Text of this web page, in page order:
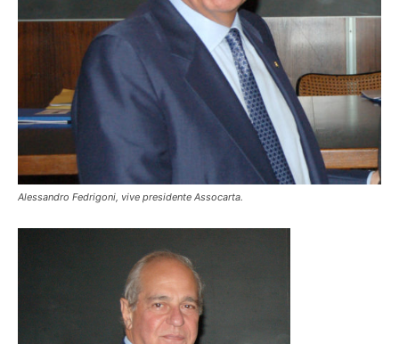
Alessandro Fedrigoni, vive presidente Assocarta.